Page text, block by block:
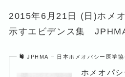
2015年6月21日 (日)ホメ
示すエビデンス集
JPHMA – 日本ホメオパシー医学協
ホメオパ